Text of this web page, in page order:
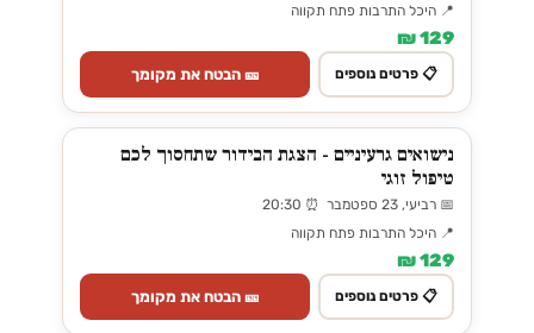
📍 היכל התרבות פתח תקווה
129 ₪
📋 פרטים נוספים 🎫 הבטח את מקומך
נישואים גרעיניים - הצגת הבידור שתחסוך לכם
טיפול זוגי
📅 רביעי, 23 ספטמבר ⏰ 20:30
📍 היכל התרבות פתח תקווה
129 ₪
📋 פרטים נוספים 🎫 הבטח את מקומך